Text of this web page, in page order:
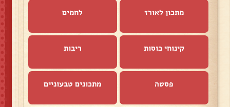
מתכון לאורז לחמים
קינוחי כוסות ריבות
פסטה מתכונים טבעוניים